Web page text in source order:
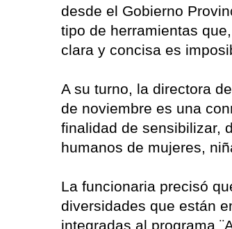
desde el Gobierno
tipo de herramientas
clara y concisa es
A su turno, la directora
de noviembre es una
finalidad de sensibilizar,
humanos de mujeres,
La funcionaria precisó
diversidades que están
integradas al programa